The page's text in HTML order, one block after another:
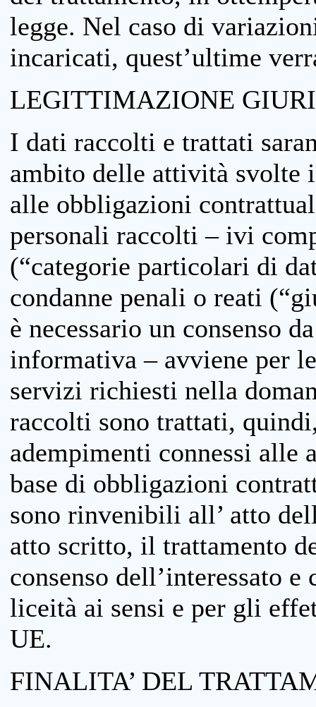
legge. Nel caso di
incaricati, quest’ultime
LEGITTIMAZIONE
I dati raccolti e trattati
ambito delle attività svolte
alle obbligazioni
personali raccolti – ivi
(“categorie particolari di
condanne penali o reati
è necessario un consenso
informativa – avviene per
servizi richiesti nella
raccolti sono trattati,
adempimenti connessi
base di obbligazioni
sono rinvenibili all’ atto
atto scritto, il trattamento
consenso dell’interessato
liceità ai sensi e per gli
UE.
FINALITA’ DEL